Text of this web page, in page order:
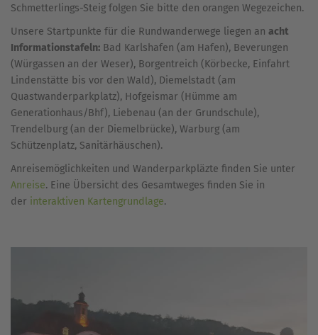
Schmetterlings-Steig folgen Sie bitte den orangen Wegezeichen.
Unsere Startpunkte für die Rundwanderwege liegen an acht
Informationstafeln: Bad Karlshafen (am Hafen), Beverungen
(Würgassen an der Weser), Borgentreich (Körbecke, Einfahrt
Lindenstätte bis vor den Wald), Diemelstadt (am
Quastwanderparkplatz), Hofgeismar (Hümme am
Generationhaus/Bhf), Liebenau (an der Grundschule),
Trendelburg (an der Diemelbrücke), Warburg (am
Schützenplatz, Sanitärhäuschen).
Anreisemöglichkeiten und Wanderparkpläzte finden Sie unter
Anreise. Eine Übersicht des Gesamtweges finden Sie in
der interaktiven Kartengrundlage.